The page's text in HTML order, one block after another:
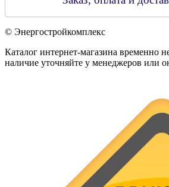
© Энергостройкомплекс
Каталог интернет-магазина временно
наличие уточняйте у менеджеров или